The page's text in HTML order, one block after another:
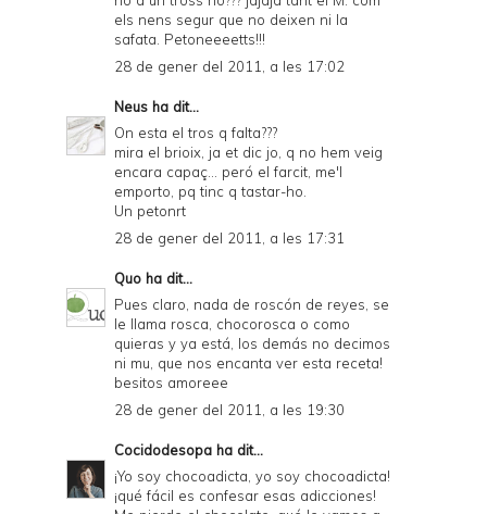
els nens segur que no deixen ni la
safata. Petoneeeetts!!!
28 de gener del 2011, a les 17:02
Neus ha dit...
On esta el tros q falta???
mira el brioix, ja et dic jo, q no hem veig
encara capaç... peró el farcit, me'l
emporto, pq tinc q tastar-ho.
Un petonrt
28 de gener del 2011, a les 17:31
Quo ha dit...
Pues claro, nada de roscón de reyes, se
le llama rosca, chocorosca o como
quieras y ya está, los demás no decimos
ni mu, que nos encanta ver esta receta!
besitos amoreee
28 de gener del 2011, a les 19:30
Cocidodesopa ha dit...
¡Yo soy chocoadicta, yo soy chocoadicta!
¡qué fácil es confesar esas adicciones!